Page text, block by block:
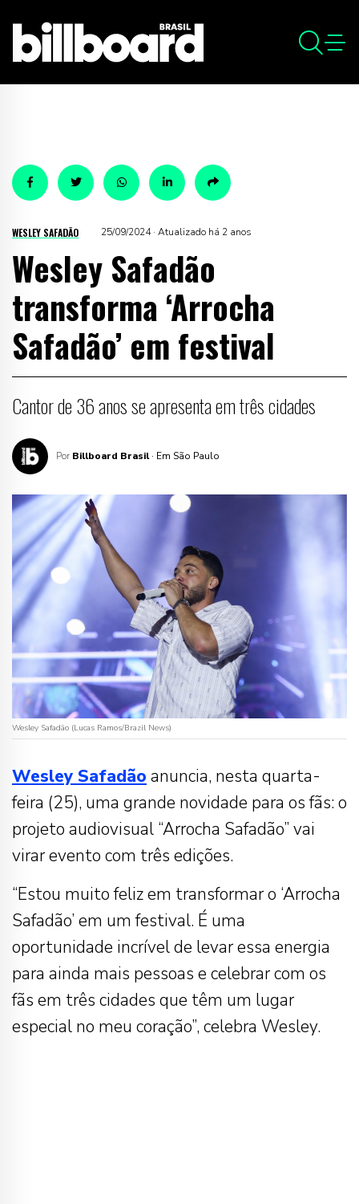
WESLEY SAFADÃO 25/09/2024 · Atualizado há 2 anos
Wesley Safadão
transforma ‘Arrocha
Safadão’ em festival
Cantor de 36 anos se apresenta em três cidades
Por Billboard Brasil · Em São Paulo
Wesley Safadão (Lucas Ramos/Brazil News)
Wesley Safadão anuncia, nesta quarta-
feira (25), uma grande novidade para os fãs: o
projeto audiovisual “Arrocha Safadão” vai
virar evento com três edições.
“Estou muito feliz em transformar o ‘Arrocha
Safadão’ em um festival. É uma
oportunidade incrível de levar essa energia
para ainda mais pessoas e celebrar com os
fãs em três cidades que têm um lugar
especial no meu coração”, celebra Wesley.